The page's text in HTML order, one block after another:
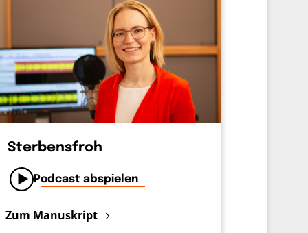
Sterbensfroh
Podcast abspielen
Zum Manuskript